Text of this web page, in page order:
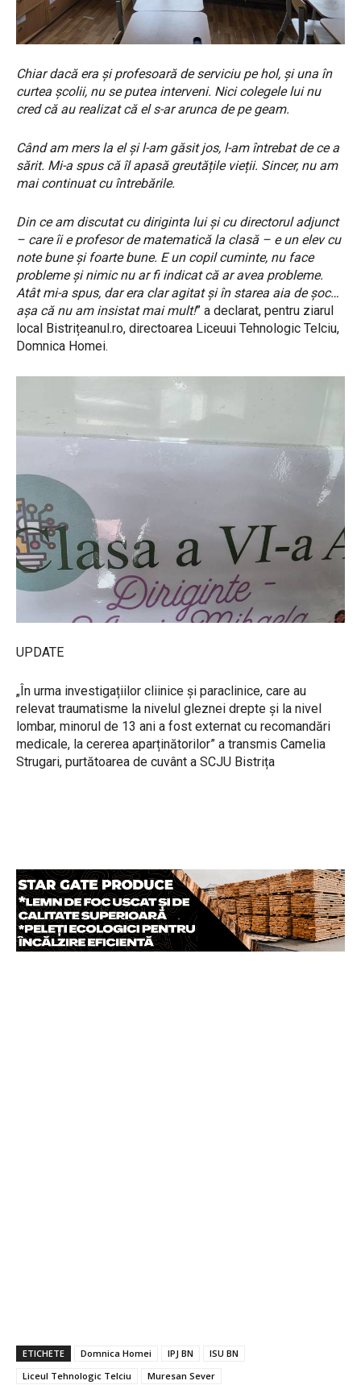
Chiar dacă era și profesoară de serviciu pe hol, și una în
curtea școlii, nu se putea interveni. Nici colegele lui nu
cred că au realizat că el s-ar arunca de pe geam.
Când am mers la el și l-am găsit jos, l-am întrebat de ce a
sărit. Mi-a spus că îl apasă greutățile vieții. Sincer, nu am
mai continuat cu întrebările.
Din ce am discutat cu diriginta lui și cu directorul adjunct
– care îi e profesor de matematică la clasă – e un elev cu
note bune și foarte bune. E un copil cuminte, nu face
probleme și nimic nu ar fi indicat că ar avea probleme.
Atât mi-a spus, dar era clar agitat și în starea aia de șoc…
așa că nu am insistat mai mult!” a declarat, pentru ziarul
local Bistrițeanul.ro, directoarea Liceuui Tehnologic Telciu,
Domnica Homei.
UPDATE
„În urma investigațiilor cliinice și paraclinice, care au
relevat traumatisme la nivelul gleznei drepte și la nivel
lombar, minorul de 13 ani a fost externat cu recomandări
medicale, la cererea aparținătorilor” a transmis Camelia
Strugari, purtătoarea de cuvânt a SCJU Bistrița
ETICHETE Domnica Homei IPJ BN
ISU BN
Liceul Tehnologic Telciu
Muresan Sever